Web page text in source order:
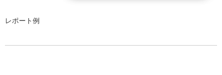
レポート例